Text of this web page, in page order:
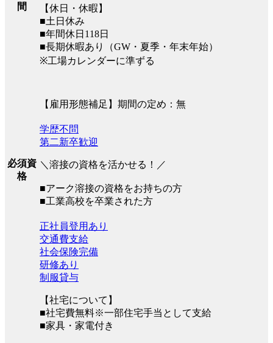
間
【休日・休暇】
■土日休み
■年間休日118日
■長期休暇あり（GW・夏季・年末年始）
※工場カレンダーに準ずる
【雇用形態補足】期間の定め：無
必須資
格
学歴不問
第二新卒歓迎
＼溶接の資格を活かせる！／
■アーク溶接の資格をお持ちの方
■工業高校を卒業された方
正社員登用あり
交通費支給
社会保険完備
研修あり
制服貸与
【社宅について】
■社宅費無料※一部住宅手当として支給
■家具・家電付き